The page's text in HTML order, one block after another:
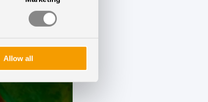
Allow all